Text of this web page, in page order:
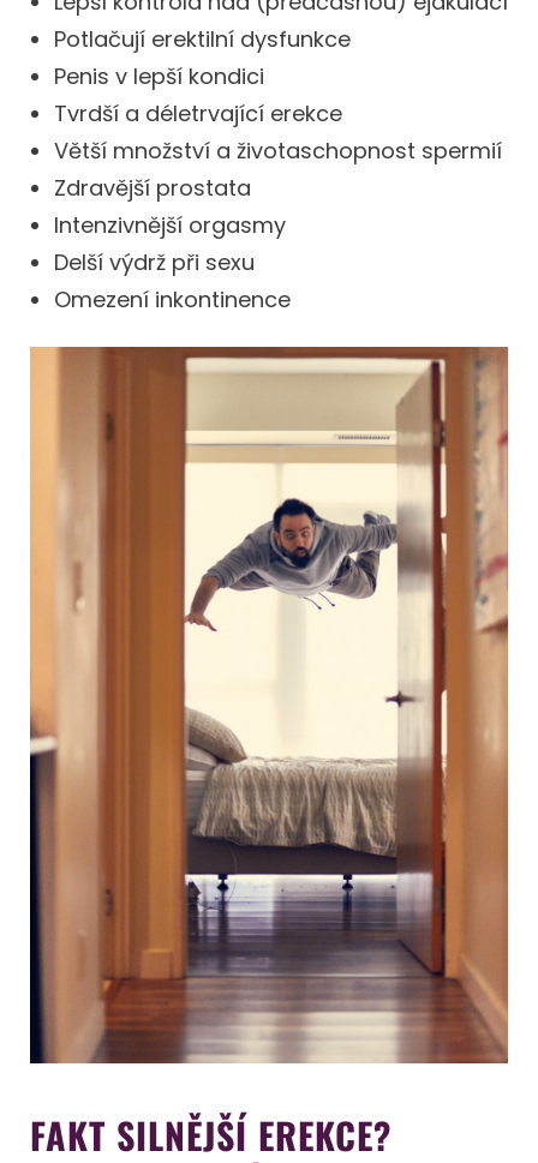
Potlačují erektilní dysfunkce
Penis v lepší kondici
Tvrdší a déletrvající erekce
Větší množství a životaschopnost spermií
Zdravější prostata
Intenzivnější orgasmy
Delší výdrž při sexu
Omezení inkontinence
FAKT SILNĚJŠÍ EREKCE?